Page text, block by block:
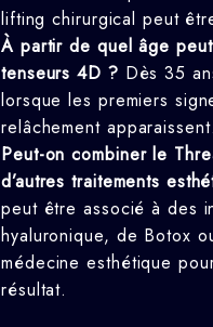
lifting chirurgical peut
À partir de quel âge
tenseurs 4D ? Dès 35
lorsque les premiers
relâchement apparaissent.
Peut-on combiner le
d’autres traitements
peut être associé à des
hyaluronique, de Botox
médecine esthétique
résultat.